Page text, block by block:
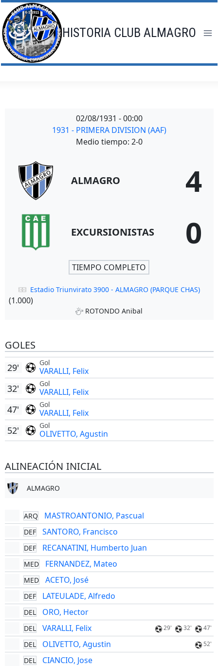
Saltar
al
contenido
HISTORIA CLUB ALMAGRO
02/08/1931 - 00:00
1931 - PRIMERA DIVISION (AAF)
Medio tiempo: 2-0
ALMAGRO 4
EXCURSIONISTAS 0
TIEMPO COMPLETO
Estadio Triunvirato 3900 - ALMAGRO (PARQUE CHAS)
(1.000)
ROTONDO Anibal
GOLES
Gol
VARALLI, Felix
29'
Gol
VARALLI, Felix
32'
Gol
VARALLI, Felix
47'
Gol
OLIVETTO, Agustin
52'
ALINEACIÓN INICIAL
ALMAGRO
ARQ MASTROANTONIO, Pascual
DEF SANTORO, Francisco
DEF RECANATINI, Humberto Juan
MED FERNANDEZ, Mateo
MED ACETO, José
DEF LATEULADE, Alfredo
DEL ORO, Hector
DEL VARALLI, Felix 29' 32' 47'
DEL OLIVETTO, Agustin 52'
DEL CIANCIO, Jose